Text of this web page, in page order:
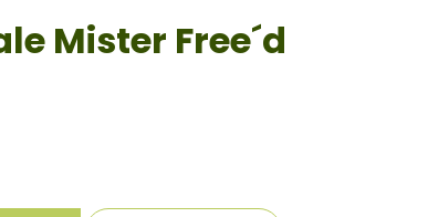
Mister Free´d